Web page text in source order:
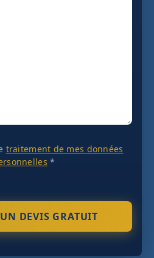
traitement de mes données
*